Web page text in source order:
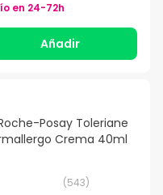
en 24-72h
Añadir
Posay Toleriane
Crema 40ml
(543)